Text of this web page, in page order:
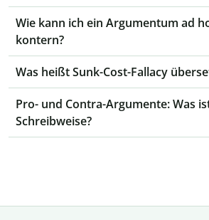
Wie kann ich ein Argumentum ad
kontern?
Was heißt Sunk-Cost-Fallacy
Pro- und Contra-Argumente: Was
Schreibweise?